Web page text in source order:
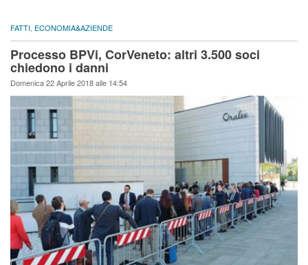
FATTI ECONOMIA&AZIENDE
Processo BPVi, CorVeneto: altri 3.500 soci
chiedono i danni
Domenica 22 Aprile 2018 alle 14:54